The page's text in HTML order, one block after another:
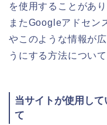
を使用することがあり
またGoogleアドセン
やこのような情報が
うにする方法について
当サイトが使用し
て